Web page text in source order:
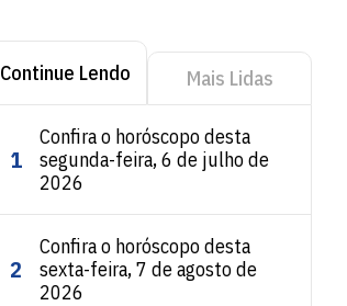
Continue Lendo Mais Lidas
1
Confira o horóscopo desta
segunda-feira, 6 de julho de
2026
2
Confira o horóscopo desta
sexta-feira, 7 de agosto de
2026